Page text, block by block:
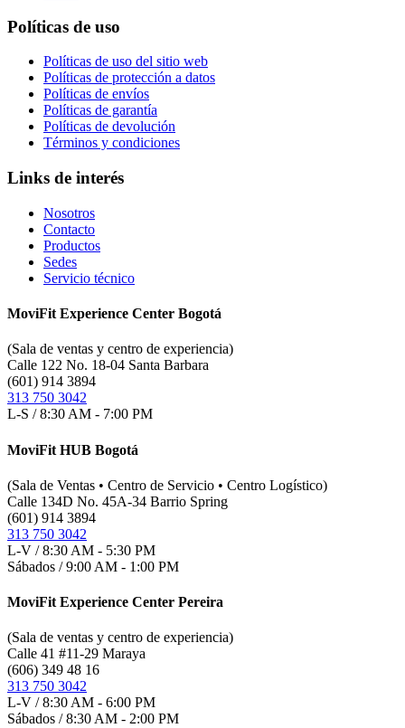
Políticas de uso
Políticas de uso del sitio web
Políticas de protección a datos
Políticas de envíos
Políticas de garantía
Políticas de devolución
Términos y condiciones
Links de interés
Nosotros
Contacto
Productos
Sedes
Servicio técnico
MoviFit Experience Center Bogotá
(Sala de ventas y centro de experiencia)
Calle 122 No. 18-04 Santa Barbara
(601) 914 3894
313 750 3042
L-S / 8:30 AM - 7:00 PM
MoviFit HUB Bogotá
(Sala de Ventas • Centro de Servicio • Centro Logístico)
Calle 134D No. 45A-34 Barrio Spring
(601) 914 3894
313 750 3042
L-V / 8:30 AM - 5:30 PM
Sábados / 9:00 AM - 1:00 PM
MoviFit Experience Center Pereira
(Sala de ventas y centro de experiencia)
Calle 41 #11-29 Maraya
(606) 349 48 16
313 750 3042
L-V / 8:30 AM - 6:00 PM
Sábados / 8:30 AM - 2:00 PM